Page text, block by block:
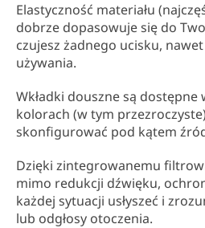
Elastyczność materiału
dobrze dopasowuje się do
czujesz żadnego ucisku,
używania.
Wkładki douszne są
kolorach (w tym
skonfigurować pod kątem
Dzięki zintegrowanemu
mimo redukcji dźwięku,
każdej sytuacji usłyszeć i
lub odgłosy otoczenia.